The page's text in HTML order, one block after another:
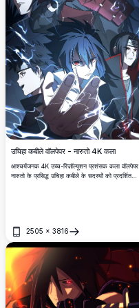
उचिहा कबीले वॉलपेपर - नारुतो 4K कला
आश्चर्यजनक 4K उच्च-रिज़ॉल्यूशन प्रशंसक कला वॉलपेपर
नारुतो के प्रसिद्ध उचिहा कबीले के सदस्यों को प्रदर्शित
2505 × 3816
खोलें